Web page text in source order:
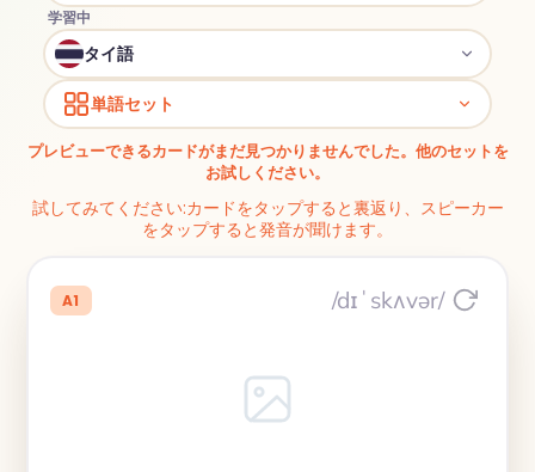
学習中
タイ語
単語セット
プレビューできるカードがまだ見つかりませんでした。他のセットを
お試しください。
試してみてください:カードをタップすると裏返り、スピーカー
をタップすると発音が聞けます。
A1 /dɪˈskʌvər/